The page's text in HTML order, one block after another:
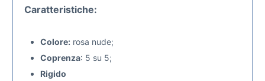
Caratteristiche:
Colore: rosa nude;
Coprenza: 5 su 5;
Rigido